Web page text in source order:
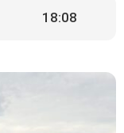
18:08